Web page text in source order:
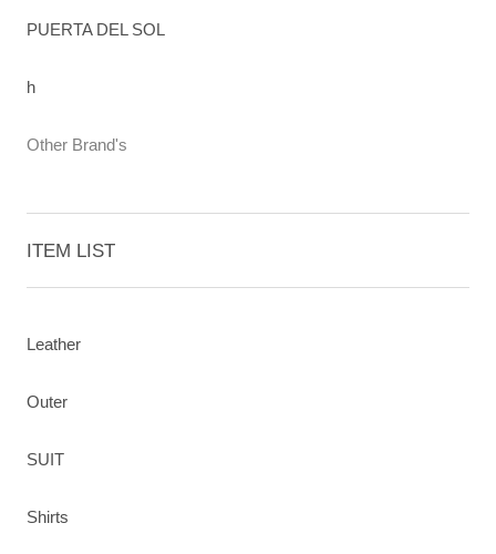
PUERTA DEL SOL
h
Other Brand's
ITEM LIST
Leather
Outer
SUIT
Shirts